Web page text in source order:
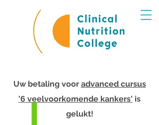
Uw betaling voor advanced cursus
'6 veelvoorkomende kankers' is
gelukt!